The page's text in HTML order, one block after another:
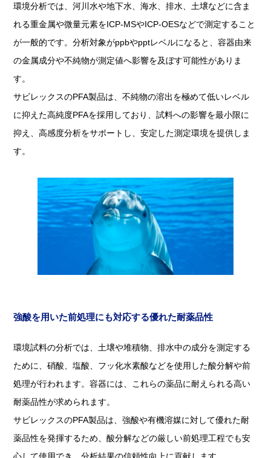
環境分析では、河川水や地下水、海水、排水、土壌などに含ま
れる重金属や微量元素をICP-MSやICP-OESなどで測定すること
が一般的です。分析対象がppbやpptレベルになると、容器由来
の金属成分や不純物が測定値へ影響を及ぼす可能性がありま
す。
サビレックスのPFA製品は、不純物の溶出を極めて低いレベル
に抑えた高純度PFAを採用しており、試料への影響を最小限に
抑え、高感度分析をサポートし、安定した測定環境を提供しま
す。
強酸を用いた前処理にも対応する優れた耐薬品性
環境試料の分析では、土壌や堆積物、排水中の成分を測定する
ために、硝酸、塩酸、フッ化水素酸などを使用した酸分解や前
処理が行われます。容器には、これらの薬品に耐えられる高い
耐薬品性が求められます。
サビレックスのPFA製品は、強酸や有機溶媒に対して優れた耐
薬品性を発揮するため、酸分解などの厳しい前処理工程でも安